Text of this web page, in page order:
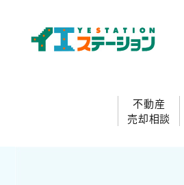
不動産
売却相談